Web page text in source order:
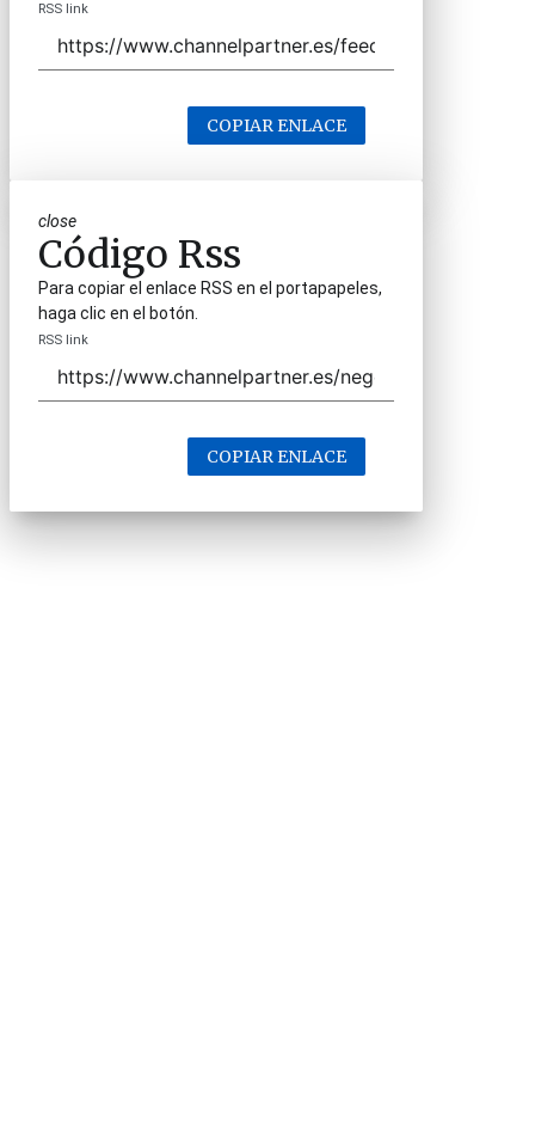
RSS link
COPIAR ENLACE
close
Código Rss
Para copiar el enlace RSS en el portapapeles,
haga clic en el botón.
RSS link
COPIAR ENLACE